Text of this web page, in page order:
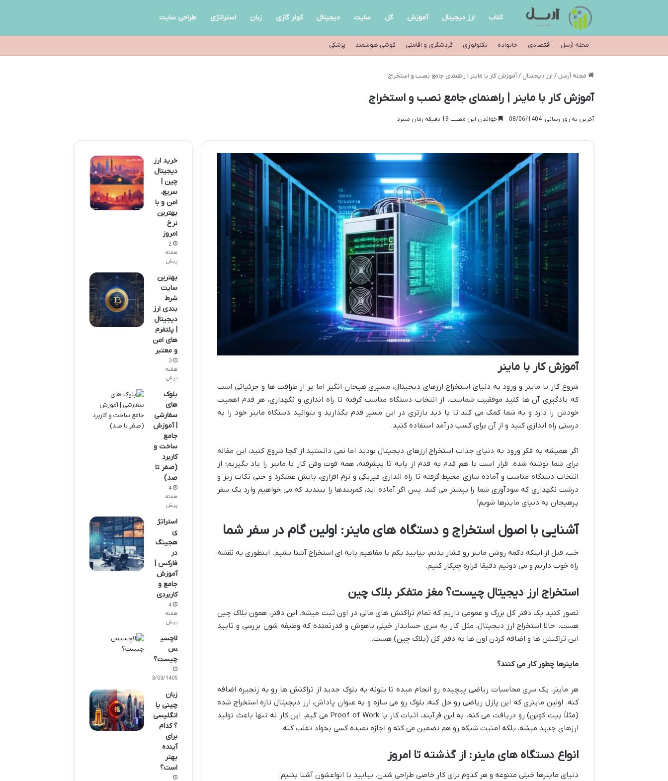
کتاب ارز دیجیتال آموزش گل سایت دیجیتال کولر گازی زبان استراتژی طراحی سایت
مجله آرسل اقتصادی خانواده تکنولوژی گردشگری و اقامتی گوشی هوشمند پزشکی
مجله آرسل / ارز دیجیتال / آموزش کار با ماینر | راهنمای جامع نصب و استخراج
آموزش کار با ماینر | راهنمای جامع نصب و استخراج
آخرین به روز رسانی: 08/06/1404 خواندن این مطلب 19 دقیقه زمان میبرد
آموزش کار با ماینر
شروع کار با ماینر و ورود به دنیای استخراج ارزهای دیجیتال، مسیری هیجان انگیز اما پر از ظرافت ها و جزئیاتی است
که یادگیری آن ها کلید موفقیت شماست. از انتخاب دستگاه مناسب گرفته تا راه اندازی و نگهداری، هر قدم اهمیت
خودش را دارد و به شما کمک می کند تا با دید بازتری در این مسیر قدم بگذارید و بتوانید دستگاه ماینر خود را به
درستی راه اندازی کنید و از آن برای کسب درآمد استفاده کنید.
اگر همیشه به فکر ورود به دنیای جذاب استخراج ارزهای دیجیتال بودید اما نمی دانستید از کجا شروع کنید، این مقاله
برای شما نوشته شده. قرار است با هم قدم به قدم از پایه تا پیشرفته، همه فوت وفن کار با ماینر را یاد بگیریم؛ از
انتخاب دستگاه مناسب و آماده سازی محیط گرفته تا راه اندازی فیزیکی و نرم افزاری، پایش عملکرد و حتی نکات ریز و
درشت نگهداری که سودآوری شما را بیشتر می کند. پس اگر آماده اید، کمربندها را ببندید که می خواهیم وارد یک سفر
پرهیجان به دنیای ماینرها شویم!
آشنایی با اصول استخراج و دستگاه های ماینر: اولین گام در سفر شما
خب، قبل از اینکه دکمه روشن ماینر رو فشار بدیم، بیایید یکم با مفاهیم پایه ای استخراج آشنا بشیم. اینطوری یه نقشه
راه خوب داریم و می دونیم دقیقا قراره چیکار کنیم.
استخراج ارز دیجیتال چیست؟ مغز متفکر بلاک چین
تصور کنید یک دفتر کل بزرگ و عمومی داریم که تمام تراکنش های مالی در اون ثبت میشه. این دفتر، همون بلاک چین
هست. حالا استخراج ارز دیجیتال، مثل کار یه سری حسابدار خیلی باهوش و قدرتمنده که وظیفه شون بررسی و تایید
این تراکنش ها و اضافه کردن اون ها به دفتر کل (بلاک چین) هست.
ماینرها چطور کار می کنند؟
هر ماینر، یک سری محاسبات ریاضی پیچیده رو انجام میده تا بتونه یه بلوک جدید از تراکنش ها رو به زنجیره اضافه
کنه. اولین ماینری که این پازل ریاضی رو حل کنه، بلوک رو می سازه و به عنوان پاداش، ارز دیجیتال تازه استخراج شده
(مثلاً بیت کوین) رو دریافت می کنه. به این فرآیند، اثبات کار یا Proof of Work می گیم. این کار نه تنها باعث تولید
ارزهای جدید میشه، بلکه امنیت شبکه رو هم تضمین می کنه و اجازه نمیده کسی بخواد تقلب کنه.
انواع دستگاه های ماینر: از گذشته تا امروز
دنیای ماینرها خیلی متنوعه و هر کدوم برای کار خاصی طراحی شدن. بیایید با انواعشون آشنا بشیم:
خرید ارز
دیجیتال
چین |
سریع،
امن و با
بهترین
نرخ
امروز
2
هفته
پیش
بهترین
سایت
شرط
بندی ارز
دیجیتال
| پلتفرم
های امن
و معتبر
3
هفته
پیش
بلوک
های
سفارشی
| آموزش
جامع
ساخت و
کاربرد
(صفر تا
صد)
4
هفته
پیش
استراتژ
ی
هجینگ
در
فارکس |
آموزش
جامع و
کاربردی
4
هفته
پیش
لاچسی
س
چیست؟
13/03/1405
زبان
چینی یا
انگلیسی
؟ کدام
برای
آینده
بهتر
است؟